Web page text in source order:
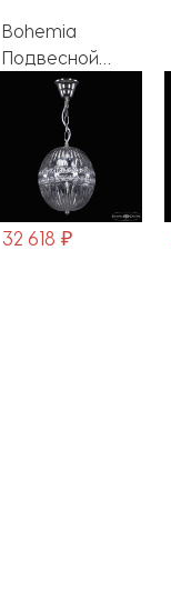
Bohemia
Подвесной
светильник
5479 5479/22
Ni Clear/M-1G
32 618 ₽